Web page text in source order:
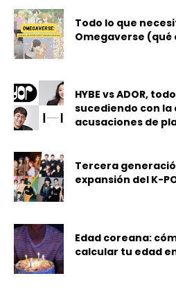
Todo lo que
Omegaverse (qué
HYBE vs ADOR,
sucediendo con
acusaciones de
Tercera
expansión del K-
Edad coreana:
calcular tu edad